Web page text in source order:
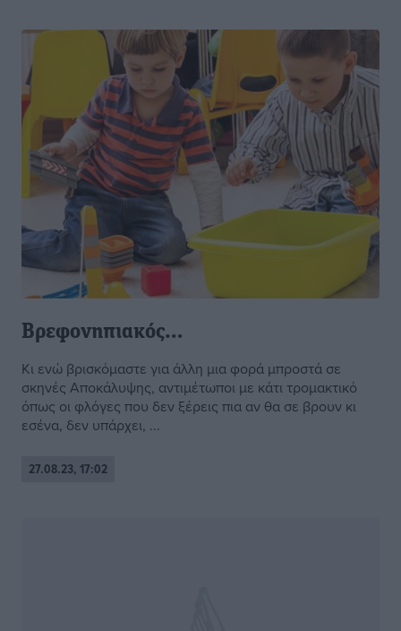
Βρεφονηπιακός…
Κι ενώ βρισκόμαστε για άλλη μια φορά μπροστά σε
σκηνές Αποκάλυψης, αντιμέτωποι με κάτι τρομακτικό
όπως οι φλόγες που δεν ξέρεις πια αν θα σε βρουν κι
εσένα, δεν υπάρχει, ...
27.08.23, 17:02